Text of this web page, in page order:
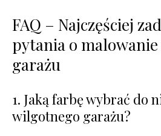
FAQ – Najczęściej
pytania o malowanie
garażu
1. Jaką farbę wybrać do
wilgotnego garażu?